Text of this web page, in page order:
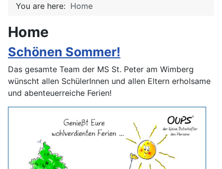
You are here: Home
Home
Schönen Sommer!
Das gesamte Team der MS St. Peter am Wimberg
wünscht allen SchülerInnen und allen Eltern erholsame
und abenteuerreiche Ferien!